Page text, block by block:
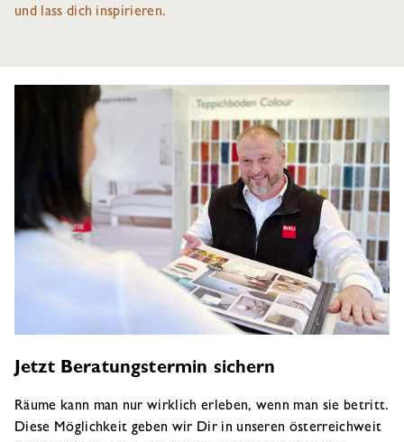
und lass dich inspirieren.
Jetzt Beratungstermin sichern
Räume kann man nur wirklich erleben, wenn man sie betritt.
Diese Möglichkeit geben wir Dir in unseren österreichweit